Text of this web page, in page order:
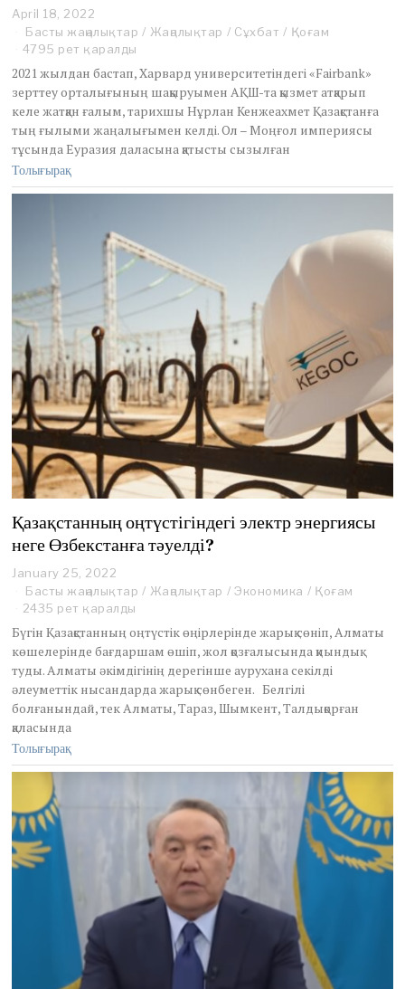
April 18, 2022
p
r
l
1
9
,
2
Басты жаңалықтар / Жаңалықтар / Сұхбат / Қоғам
4795 рет қаралды
2021 жылдан бастап, Харвард университетіндегі «Fairbank»
зерттеу орталығының шақыруымен АҚШ-та қызмет атқарып
келе жатқан ғалым, тарихшы Нұрлан Кенжеахмет Қазақстанға
тың ғылыми жаңалығымен келді. Ол – Моңғол империясы
тұсында Еуразия даласына қатысты сызылған
Толығырақ
Қазақстанның оңтүстігіндегі электр энергиясы
неге Өзбекстанға тәуелді?
January 25, 2022
a
n
a
r
y
2
5
2
Басты жаңалықтар / Жаңалықтар / Экономика / Қоғам
2435 рет қаралды
Бүгін Қазақстанның оңтүстік өңірлерінде жарық сөніп, Алматы
көшелерінде бағдаршам өшіп, жол қозғалысында қиындық
туды. Алматы әкімдігінің дерегінше аурухана секілді
әлеуметтік нысандарда жарық сөнбеген. Белгілі
болғанындай, тек Алматы, Тараз, Шымкент, Талдықорған
қаласында
Толығырақ